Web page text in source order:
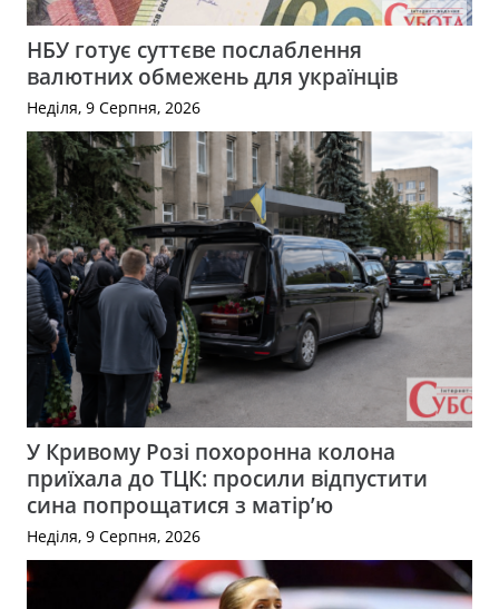
НБУ готує суттєве послаблення
валютних обмежень для українців
Неділя, 9 Серпня, 2026
У Кривому Розі похоронна колона
приїхала до ТЦК: просили відпустити
сина попрощатися з матір’ю
Неділя, 9 Серпня, 2026